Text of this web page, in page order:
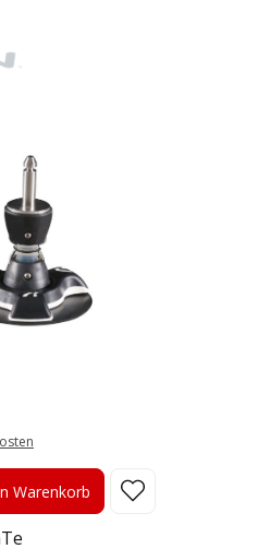
Wert ein oder benutze
Warenkorb